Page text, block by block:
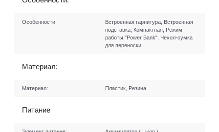
Особенности:
Встроенная гарнитура, Встроенная
подставка, Компактная, Режим
работы "Power Bank", Чехол-сумка
для переноски
Материал:
Материал: Пластик, Резина
Питание